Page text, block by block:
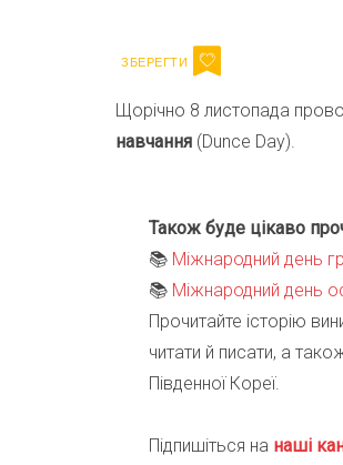
Щорічно 8 листопада
навчання (Dunce Day).
Також буде цікаво
📚 Міжнародний день
📚 Міжнародний день
Прочитайте історію
читати й писати, а
Південної Кореї.
Підпишіться на наші